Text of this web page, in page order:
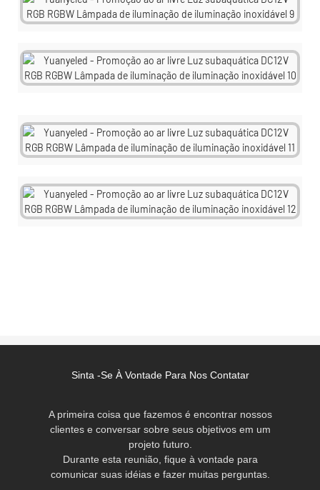
Sinta -se À Vontade Para Nos Contatar
A primeira coisa que fazemos é encontrar nossos
clientes e conversar sobre seus objetivos em um
projeto futuro.
Durante esta reunião, fique à vontade para
comunicar suas idéias e fazer muitas perguntas.